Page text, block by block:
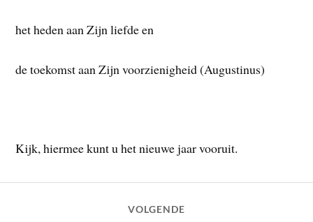
het heden aan Zijn liefde en
de toekomst aan Zijn voorzienigheid (Augustinus)
Kijk, hiermee kunt u het nieuwe jaar vooruit.
VOLGENDE